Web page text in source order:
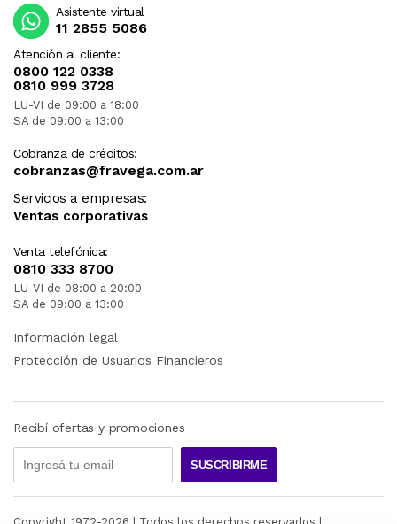
Atención al cliente:
0800 122 0338
0810 999 3728
LU-VI de 09:00 a 18:00
SA de 09:00 a 13:00
Cobranza de créditos:
cobranzas@fravega.com.ar
Servicios a empresas:
Ventas corporativas
Venta telefónica:
0810 333 8700
LU-VI de 08:00 a 20:00
SA de 09:00 a 13:00
Asistente virtual
11 2855 5086
Información legal
Protección de Usuarios Financieros
Recibí ofertas y promociones
SUSCRIBIRME